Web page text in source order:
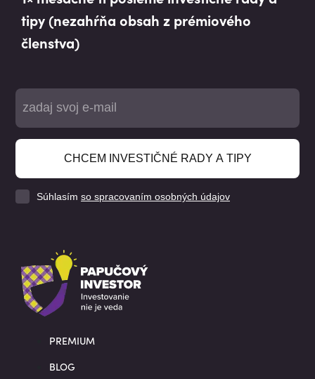
tipy (nezahŕňa obsah z prémiového
členstva)
CHCEM INVESTIČNÉ RADY A TIPY
Súhlasím so spracovaním osobných údajov
PREMIUM
BLOG